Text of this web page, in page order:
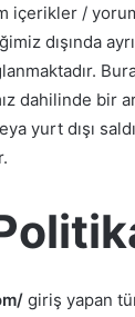
içerikler /
dışında
dahilinde bir
yurt dışı
giriş yapan